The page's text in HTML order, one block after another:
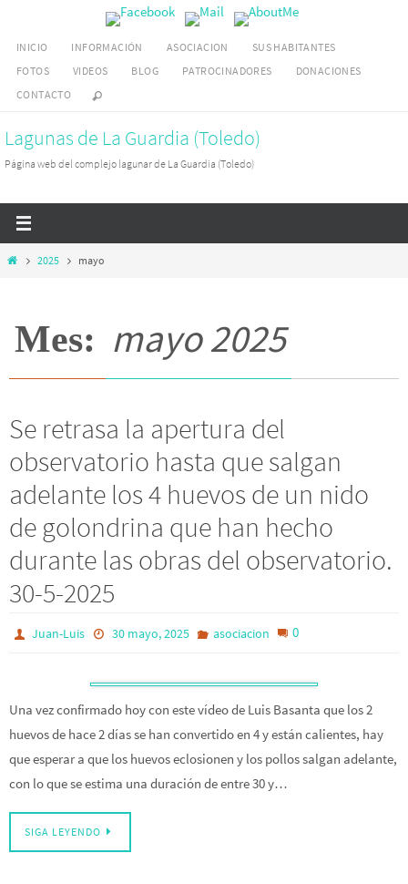
contenido
INICIO INFORMACIÓN ASOCIACION
SUS HABITANTES
FOTOS
VIDEOS BLOG PATROCINADORES
DONACIONES
CONTACTO
Lagunas de La Guardia (Toledo)
Página web del complejo lagunar de La Guardia (Toledo)
Inicio2025 mayo
Mes: mayo 2025
Se retrasa la apertura del
observatorio hasta que salgan
adelante los 4 huevos de un nido
de golondrina que han hecho
durante las obras del observatorio.
30-5-2025
Juan-Luis 30 mayo, 2025 asociacion 0
Una vez confirmado hoy con este vídeo de Luis Basanta que los 2
huevos de hace 2 días se han convertido en 4 y están calientes, hay
que esperar a que los huevos eclosionen y los pollos salgan adelante,
con lo que se estima una duración de entre 30 y…
SIGA LEYENDO